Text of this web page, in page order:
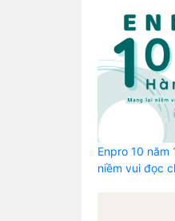
Enpro 10 năm
niềm vui đọc